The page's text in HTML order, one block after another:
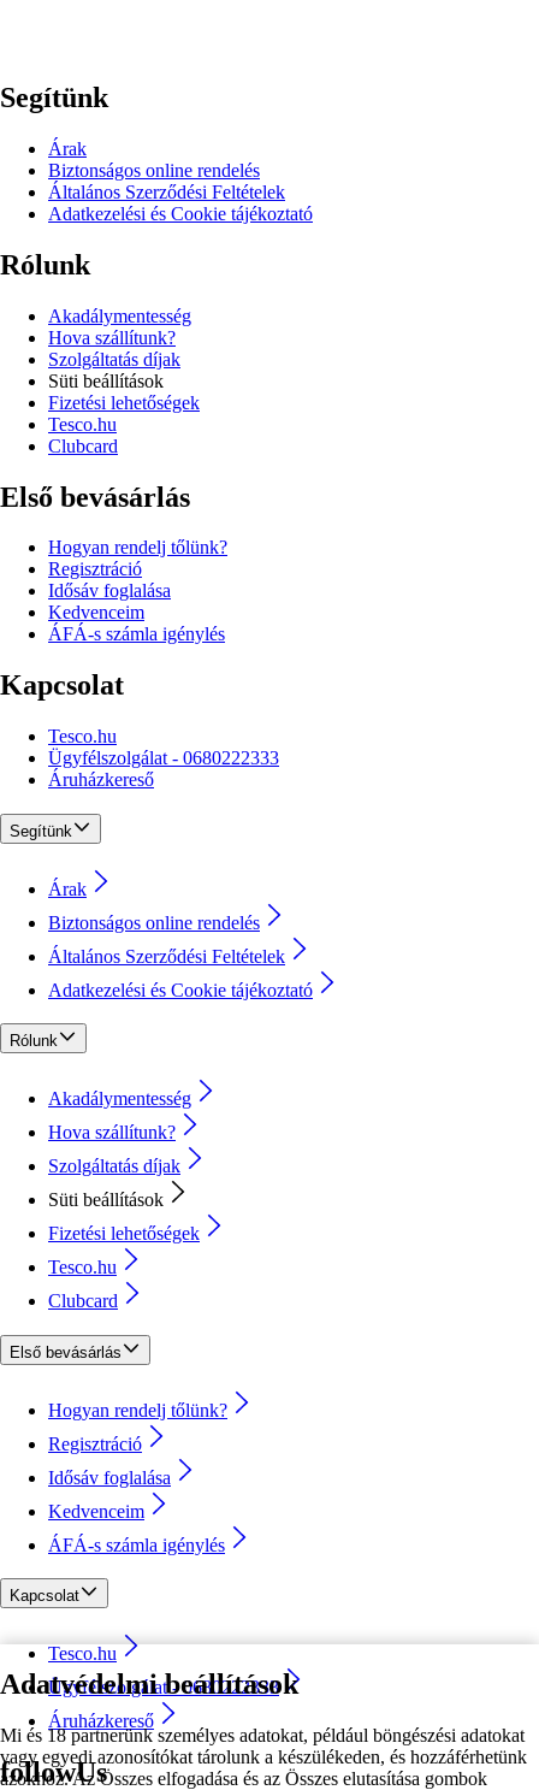
Adatvédelmi beállítások
Mi és 18 partnerünk személyes adatokat, például böngészési adatokat
vagy egyedi azonosítókat tárolunk a készülékeden, és hozzáférhetünk
azokhoz. Az Összes elfogadása és az Összes elutasítása gombok
Segítünk
Árak
Biztonságos online rendelés
Általános Szerződési Feltételek
Adatkezelési és Cookie tájékoztató
Rólunk
Akadálymentesség
Hova szállítunk?
Szolgáltatás díjak
Süti beállítások
Fizetési lehetőségek
Tesco.hu
Clubcard
Első bevásárlás
Hogyan rendelj tőlünk?
Regisztráció
Idősáv foglalása
Kedvenceim
ÁFÁ-s számla igénylés
Kapcsolat
Tesco.hu
Ügyfélszolgálat - 0680222333
Áruházkereső
Segítünk
Árak
Biztonságos online rendelés
Általános Szerződési Feltételek
Adatkezelési és Cookie tájékoztató
Rólunk
Akadálymentesség
Hova szállítunk?
Szolgáltatás díjak
Süti beállítások
Fizetési lehetőségek
Tesco.hu
Clubcard
Első bevásárlás
Hogyan rendelj tőlünk?
Regisztráció
Idősáv foglalása
Kedvenceim
ÁFÁ-s számla igénylés
Kapcsolat
Tesco.hu
Ügyfélszolgálat - 0680222333
Áruházkereső
followUs